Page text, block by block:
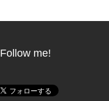
Follow me!